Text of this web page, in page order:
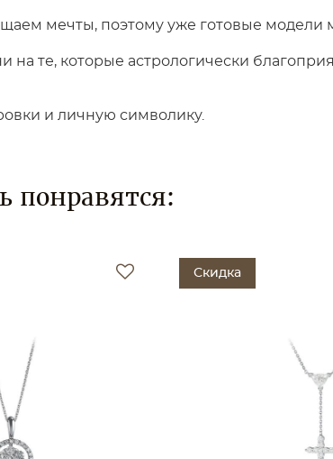
мечты, поэтому уже готовые модели
те, которые астрологически
и личную символику.
понравятся:
Скидка